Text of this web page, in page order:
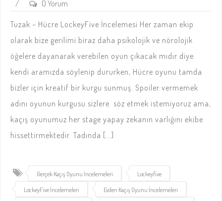
/
0 Yorum
Tuzak – Hücre LockeyFive İncelemesi Her zaman ekip
olarak bize gerilimi biraz daha psikolojik ve nörolojik
öğelere dayanarak verebilen oyun çıkacak mıdır diye
kendi aramızda söylenip dururken, Hücre oyunu tamda
bizler için kreatif bir kurgu sunmuş. Spoiler vermemek
adını oyunun kurgusu sizlere söz etmek istemiyoruz ama,
kaçış oyunumuz her stage yapay zekanın varlığını ekibe
hissettirmektedir. Tadında […]
Gerçek Kaçış Oyunu İncelemeleri Lockeyfive
LockeyFive İncelemeleri Evden Kaçış Oyunu İncelemeleri